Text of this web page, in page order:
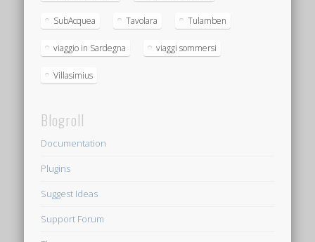
SubAcquea Tavolara Tulamben
viaggio in Sardegna viaggi sommersi
Villasimius
Blogroll
Documentation
Plugins
Suggest Ideas
Support Forum